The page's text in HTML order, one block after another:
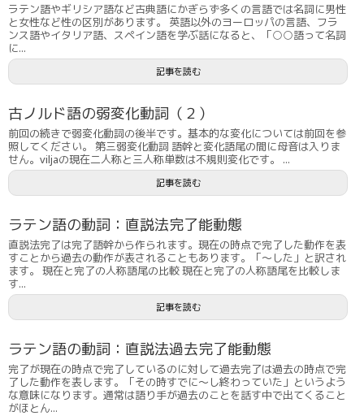
ラテン語やギリシア語など古典語にかぎらず多くの言語では名詞に男性
と女性など性の区別があります。 英語以外のヨーロッパの言語、フラ
ンス語やイタリア語、スペイン語を学ぶ話になると、「○○語って名詞
に...
記事を読む
古ノルド語の弱変化動詞（２）
前回の続きで弱変化動詞の後半です。基本的な変化については前回を参
照してください。 第三弱変化動詞 語幹と変化語尾の間に母音は入りま
せん。viljaの現在二人称と三人称単数は不規則変化です。 ...
記事を読む
ラテン語の動詞：直説法完了能動態
直説法完了は完了語幹から作られます。現在の時点で完了した動作を表
すことから過去の動作が表されることもあります。「〜した」と訳され
ます。 現在と完了の人称語尾の比較 現在と完了の人称語尾を比較しま
す...
記事を読む
ラテン語の動詞：直説法過去完了能動態
完了が現在の時点で完了しているのに対して過去完了は過去の時点で完
了した動作を表します。「その時すでに〜し終わっていた」というよう
な意味になります。通常は語り手が過去のことを話す中で出てくること
がほとん...